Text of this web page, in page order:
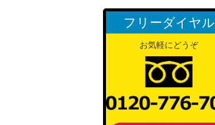
フリーダイヤル
お気軽にどうぞ